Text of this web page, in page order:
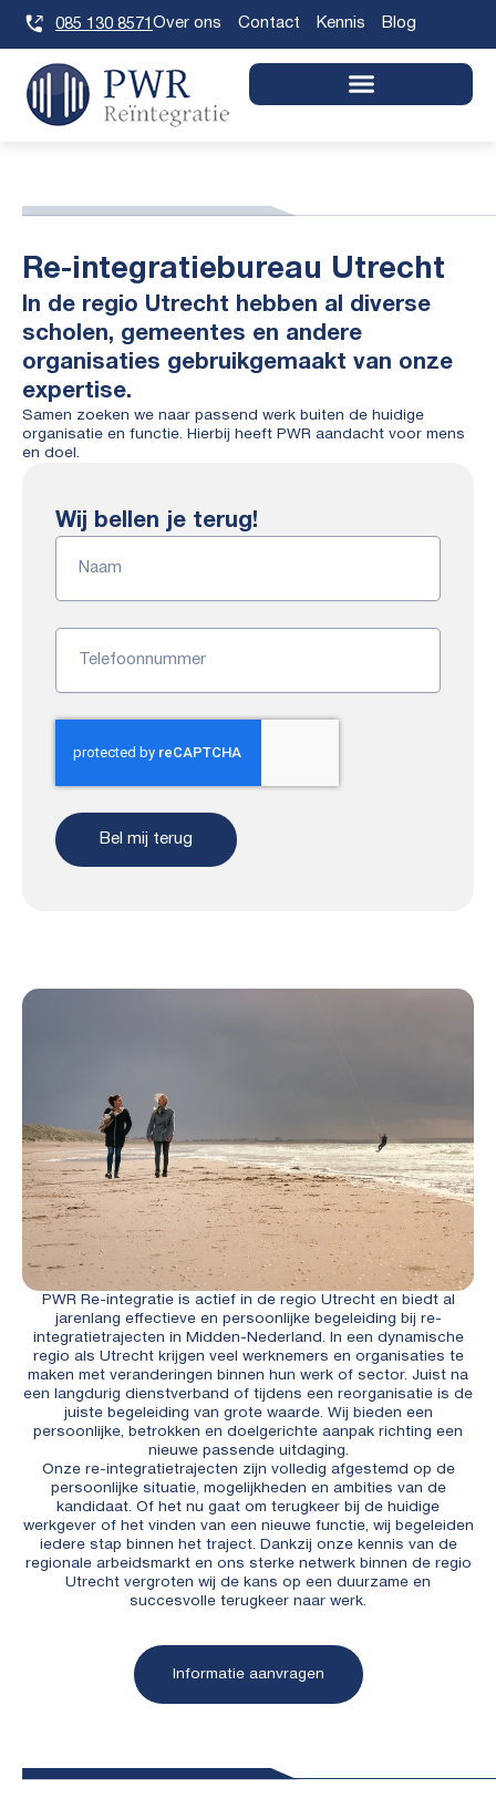
Skip
content
085 130 8571 Over ons Contact Kennis Blog
Re-integratiebureau Utrecht
In de regio Utrecht hebben al diverse
scholen, gemeentes en andere
organisaties gebruikgemaakt van onze
expertise.
Samen zoeken we naar passend werk buiten de huidige
organisatie en functie. Hierbij heeft PWR aandacht voor mens
en doel.
Wij bellen je terug!
Naam
Telefoonnummer
Bel mij terug
PWR Re-integratie is actief in de regio Utrecht en biedt al
jarenlang effectieve en persoonlijke begeleiding bij re-
integratietrajecten in Midden-Nederland. In een dynamische
regio als Utrecht krijgen veel werknemers en organisaties te
maken met veranderingen binnen hun werk of sector. Juist na
een langdurig dienstverband of tijdens een reorganisatie is de
juiste begeleiding van grote waarde. Wij bieden een
persoonlijke, betrokken en doelgerichte aanpak richting een
nieuwe passende uitdaging.
Onze re-integratietrajecten zijn volledig afgestemd op de
persoonlijke situatie, mogelijkheden en ambities van de
kandidaat. Of het nu gaat om terugkeer bij de huidige
werkgever of het vinden van een nieuwe functie, wij begeleiden
iedere stap binnen het traject. Dankzij onze kennis van de
regionale arbeidsmarkt en ons sterke netwerk binnen de regio
Utrecht vergroten wij de kans op een duurzame en
succesvolle terugkeer naar werk.
Informatie aanvragen